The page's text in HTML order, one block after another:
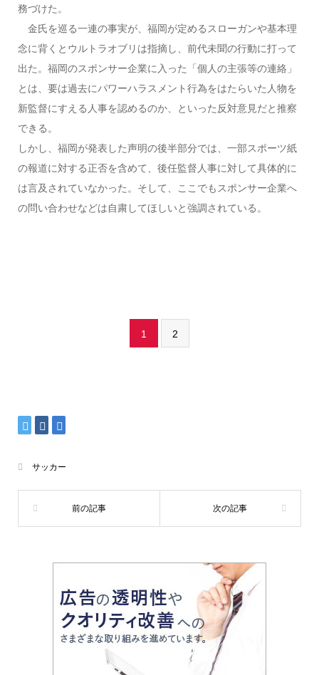
務づけた。
金氏を巡る一連の事実が、福岡が定めるスローガンや基本理
念に背くとウルトラオブリは指摘し、前代未聞の行動に打って
出た。福岡のスポンサー企業に入った「個人の主張等の連絡」
とは、要は過去にパワーハラスメント行為をはたらいた人物を
新監督にすえる人事を認めるのか、といった反対意見だと推察
できる。
しかし、福岡が発表した声明の後半部分では、一部スポーツ紙
の報道に対する正否を含めて、後任監督人事に対して具体的に
は言及されていなかった。そして、ここでもスポンサー企業へ
の問い合わせなどは自粛してほしいと強調されている。
1 2
サッカー